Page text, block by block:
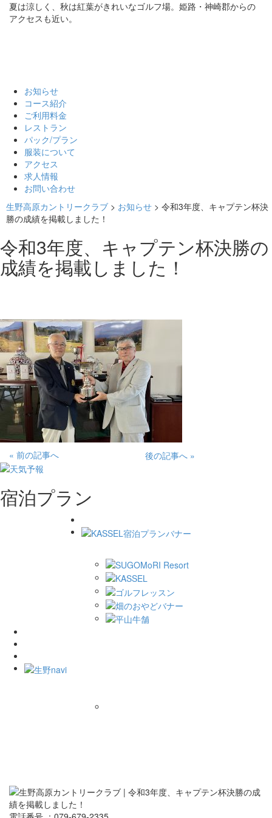
夏は涼しく、秋は紅葉がきれいなゴルフ場。姫路・神崎郡からの
アクセスも近い。
お知らせ
コース紹介
ご利用料金
レストラン
パック/プラン
服装について
アクセス
求人情報
お問い合わせ
生野高原カントリークラブ > お知らせ > 令和3年度、キャプテン杯決
勝の成績を掲載しました！
令和3年度、キャプテン杯決勝の
成績を掲載しました！
« 前の記事へ 後の記事へ »
宿泊プラン